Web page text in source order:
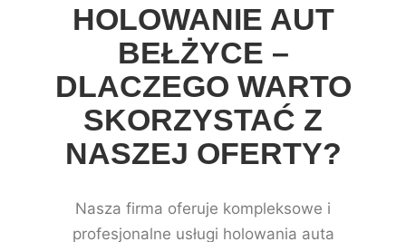
HOLOWANIE AUT
BEŁŻYCE –
DLACZEGO WARTO
SKORZYSTAĆ Z
NASZEJ OFERTY?
Nasza firma oferuje kompleksowe i
profesjonalne usługi holowania auta